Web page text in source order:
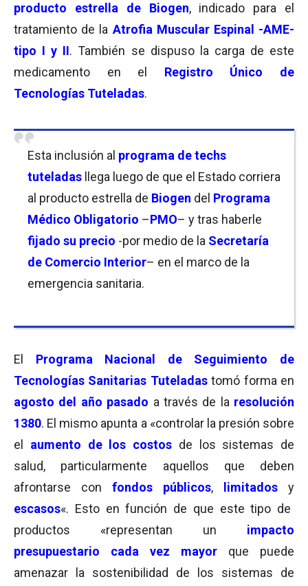
producto estrella de Biogen, indicado para el
tratamiento de la Atrofia Muscular Espinal -AME-
tipo I y II. También se dispuso la carga de este
medicamento en el Registro Único de
Tecnologías Tuteladas.
Esta inclusión al programa de techs
tuteladas llega luego de que el Estado corriera
al producto estrella de Biogen del Programa
Médico Obligatorio –PMO– y tras haberle
fijado su precio -por medio de la Secretaría
de Comercio Interior– en el marco de la
emergencia sanitaria.
El
Programa Nacional de Seguimiento de
Tecnologías Sanitarias Tuteladastomó forma en
agosto del año pasado a través de la resolución
1380. El mismo apunta a «controlar la presión sobre
el
aumento de los costos de los sistemas de
salud, particularmente aquellos que deben
afrontarse con fondos públicos, limitados y
escasos«. Esto en función de que este tipo de
productos «representan un impacto
presupuestario cada vez mayor que puede
amenazar la sostenibilidad de los sistemas de